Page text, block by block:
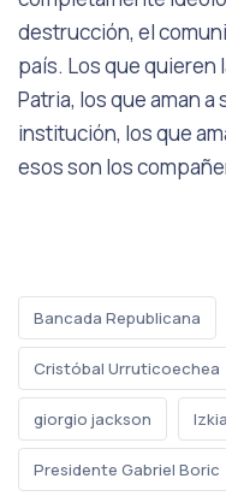
destrucción, el
país. Los que quieren
Patria, los que aman a
institución, los que
esos son los
Bancada Republicana
Cristóbal Urruticoechea
giorgio jackson
Presidente Gabriel Boric